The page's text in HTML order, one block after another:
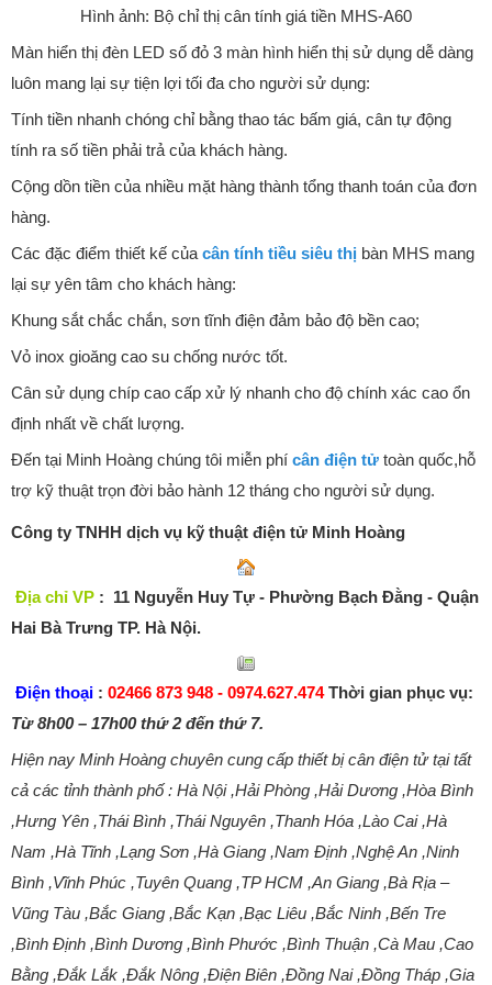
Hình ảnh: Bộ chỉ thị cân tính giá tiền MHS-A60
Màn hiển thị đèn LED số đỏ 3 màn hình hiển thị sử dụng dễ dàng
luôn mang lại sự tiện lợi tối đa cho người sử dụng:
Tính tiền nhanh chóng chỉ bằng thao tác bấm giá, cân tự động
tính ra số tiền phải trả của khách hàng.
Cộng dồn tiền của nhiều mặt hàng thành tổng thanh toán của đơn
hàng.
Các đặc điểm thiết kế của cân tính tiều siêu thị bàn MHS mang
lại sự yên tâm cho khách hàng:
Khung sắt chắc chắn, sơn tĩnh điện đảm bảo độ bền cao;
Vỏ inox gioăng cao su chống nước tốt.
Cân sử dụng chíp cao cấp xử lý nhanh cho độ chính xác cao ổn
định nhất về chất lượng.
Đến tại Minh Hoàng chúng tôi miễn phí cân điện tử toàn quốc,hỗ
trợ kỹ thuật trọn đời bảo hành 12 tháng cho người sử dụng.
Công ty TNHH dịch vụ kỹ thuật điện tử Minh Hoàng
Địa chỉ VP : 11 Nguyễn Huy Tự - Phường Bạch Đằng - Quận
Hai Bà Trưng TP. Hà Nội.
Điện thoại : 02466 873 948 - 0974.627.474Thời gian phục vụ:
Từ 8h00 – 17h00 thứ 2 đến thứ 7.
Hiện nay Minh Hoàng chuyên cung cấp thiết bị cân điện tử tại tất
cả các tỉnh thành phố : Hà Nội ,Hải Phòng ,Hải Dương ,Hòa Bình
,Hưng Yên ,Thái Bình ,Thái Nguyên ,Thanh Hóa ,Lào Cai ,Hà
Nam ,Hà Tĩnh ,Lạng Sơn ,Hà Giang ,Nam Định ,Nghệ An ,Ninh
Bình ,Vĩnh Phúc ,Tuyên Quang ,TP HCM ,An Giang ,Bà Rịa –
Vũng Tàu ,Bắc Giang ,Bắc Kạn ,Bạc Liêu ,Bắc Ninh ,Bến Tre
,Bình Định ,Bình Dương ,Bình Phước ,Bình Thuận ,Cà Mau ,Cao
Bằng ,Đắk Lắk ,Đắk Nông ,Điện Biên ,Đồng Nai ,Đồng Tháp ,Gia